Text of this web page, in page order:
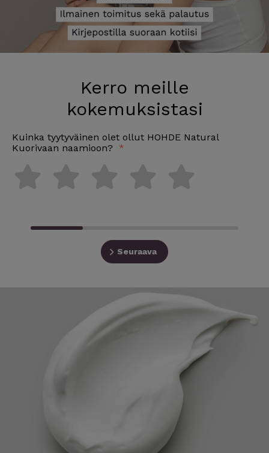
Kerro meille
kokemuksistasi